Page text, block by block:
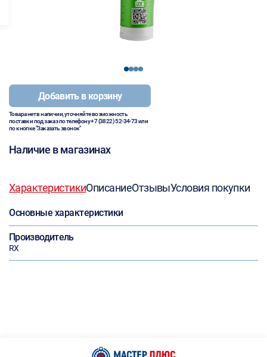
1234
Добавить в корзину
Товара нет в наличии, уточняйте возможность
поставки под заказ по телефону+7 (3822) 52-34-73или
по кнопке "Заказать звонок"
Наличие в магазинах
ХарактеристикиОписаниеОтзывыУсловия покупки
Основные характеристики
Производитель
RX